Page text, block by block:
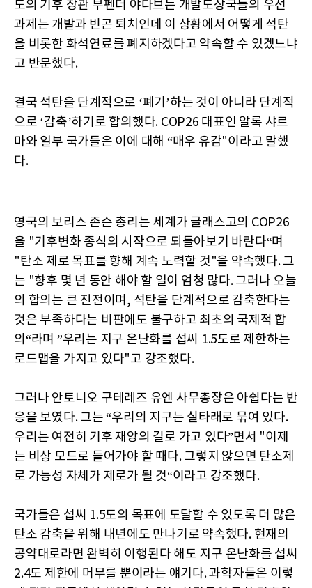
도의 기후 장관 부펜더 야다브는 개발도상국들의 우선
과제는 개발과 빈곤 퇴치인데 이 상황에서 어떻게 석탄
을 비롯한 화석연료를 폐지하겠다고 약속할 수 있겠느냐
고 반문했다.
결국 석탄을 단계적으로 ‘폐기’하는 것이 아니라 단계적
으로 ‘감축’하기로 합의했다. COP26 대표인 알록 샤르
마와 일부 국가들은 이에 대해 “매우 유감"이라고 말했
다.
영국의 보리스 존슨 총리는 세계가 글래스고의 COP26
을 "기후변화 종식의 시작으로 되돌아보기 바란다“며
"탄소 제로 목표를 향해 계속 노력할 것"을 약속했다. 그
는 "향후 몇 년 동안 해야 할 일이 엄청 많다. 그러나 오늘
의 합의는 큰 진전이며, 석탄을 단계적으로 감축한다는
것은 부족하다는 비판에도 불구하고 최초의 국제적 합
의“라며 ”우리는 지구 온난화를 섭씨 1.5도로 제한하는
로드맵을 가지고 있다"고 강조했다.
그러나 안토니오 구테레즈 유엔 사무총장은 아쉽다는 반
응을 보였다. 그는 “우리의 지구는 실타래로 묶여 있다.
우리는 여전히 기후 재앙의 길로 가고 있다”면서 "이제
는 비상 모드로 들어가야 할 때다. 그렇지 않으면 탄소제
로 가능성 자체가 제로가 될 것“이라고 강조했다.
국가들은 섭씨 1.5도의 목표에 도달할 수 있도록 더 많은
탄소 감축을 위해 내년에도 만나기로 약속했다. 현재의
공약대로라면 완벽히 이행된다 해도 지구 온난화를 섭씨
2.4도 제한에 머무를 뿐이라는 얘기다. 과학자들은 이렇